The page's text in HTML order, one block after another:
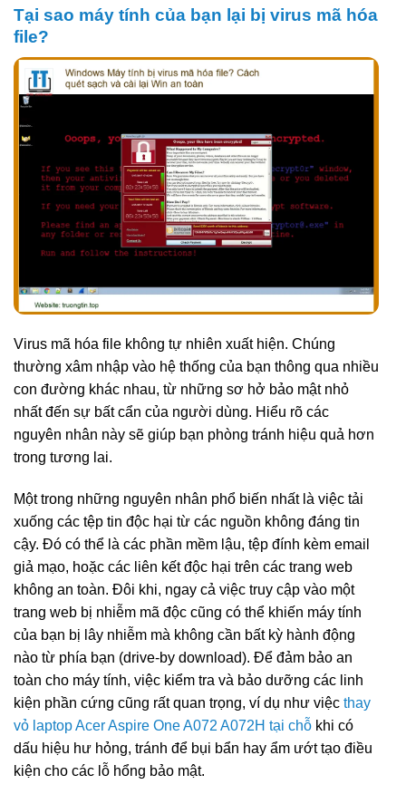
Tại sao máy tính của bạn lại bị virus mã hóa
file?
Virus mã hóa file không tự nhiên xuất hiện. Chúng
thường xâm nhập vào hệ thống của bạn thông qua nhiều
con đường khác nhau, từ những sơ hở bảo mật nhỏ
nhất đến sự bất cẩn của người dùng. Hiểu rõ các
nguyên nhân này sẽ giúp bạn phòng tránh hiệu quả hơn
trong tương lai.
Một trong những nguyên nhân phổ biến nhất là việc tải
xuống các tệp tin độc hại từ các nguồn không đáng tin
cậy. Đó có thể là các phần mềm lậu, tệp đính kèm email
giả mạo, hoặc các liên kết độc hại trên các trang web
không an toàn. Đôi khi, ngay cả việc truy cập vào một
trang web bị nhiễm mã độc cũng có thể khiến máy tính
của bạn bị lây nhiễm mà không cần bất kỳ hành động
nào từ phía bạn (drive-by download). Để đảm bảo an
toàn cho máy tính, việc kiểm tra và bảo dưỡng các linh
kiện phần cứng cũng rất quan trọng, ví dụ như việc thay
vỏ laptop Acer Aspire One A072 A072H tại chỗ khi có
dấu hiệu hư hỏng, tránh để bụi bẩn hay ẩm ướt tạo điều
kiện cho các lỗ hổng bảo mật.